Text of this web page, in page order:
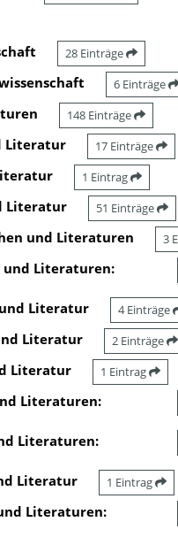
28 Einträge
6 Einträge
148 Einträge
Literatur 17 Einträge
1 Eintrag
Literatur 51 Einträge
und Literaturen 3
und Literaturen:
und Literatur 4 Einträge
Literatur 2 Einträge
Literatur 1 Eintrag
Literaturen:
Literaturen:
Literatur 1 Eintrag
Literaturen: